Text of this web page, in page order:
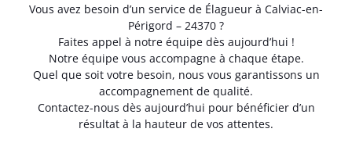
Vous avez besoin d’un service de Élagueur à Calviac-en-
Périgord – 24370 ?
Faites appel à notre équipe dès aujourd’hui !
Notre équipe vous accompagne à chaque étape.
Quel que soit votre besoin, nous vous garantissons un
accompagnement de qualité.
Contactez-nous dès aujourd’hui pour bénéficier d’un
résultat à la hauteur de vos attentes.